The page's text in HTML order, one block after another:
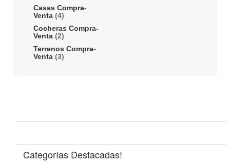
Casas Compra-
Venta (4)
Cocheras Compra-
Venta (2)
Terrenos Compra-
Venta (3)
Categorías Destacadas!